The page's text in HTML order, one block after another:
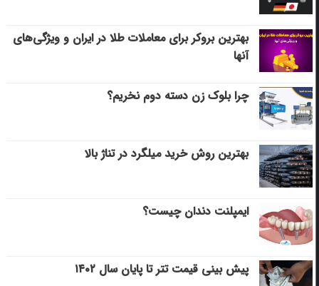
بهترین بروکر برای معاملات طلا در ایران و ویژگی‌های
آنها
چرا بلوک زن دسته دوم نخریم؟
بهترین روش خرید میلگرد در تناژ بالا
ایمپلنت دندان چیست؟
پیش بینی قیمت تتر تا پایان سال ۱۴۰۲